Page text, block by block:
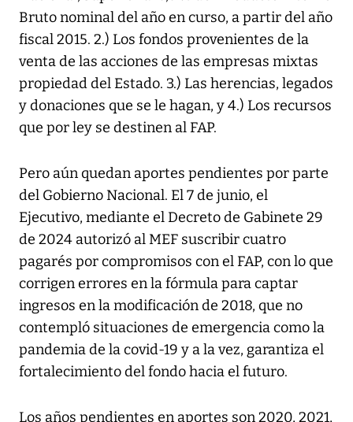
Bruto nominal del año en curso, a partir del año
fiscal 2015. 2.) Los fondos provenientes de la
venta de las acciones de las empresas mixtas
propiedad del Estado. 3.) Las herencias, legados
y donaciones que se le hagan, y 4.) Los recursos
que por ley se destinen al FAP.
Pero aún quedan aportes pendientes por parte
del Gobierno Nacional. El 7 de junio, el
Ejecutivo, mediante el Decreto de Gabinete 29
de 2024 autorizó al MEF suscribir cuatro
pagarés por compromisos con el FAP, con lo que
corrigen errores en la fórmula para captar
ingresos en la modificación de 2018, que no
contempló situaciones de emergencia como la
pandemia de la covid-19 y a la vez, garantiza el
fortalecimiento del fondo hacia el futuro.
Los años pendientes en aportes son 2020, 2021,